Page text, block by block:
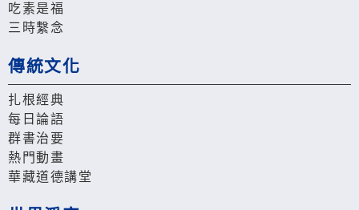
吃素是福
三時繫念
傳統文化
扎根經典
每日論語
群書治要
熱門動畫
華藏道德講堂